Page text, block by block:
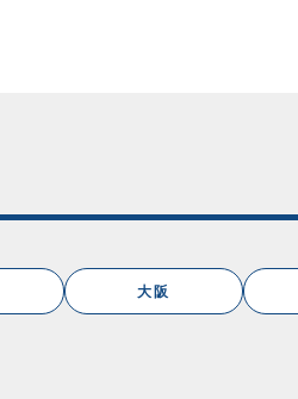
大阪